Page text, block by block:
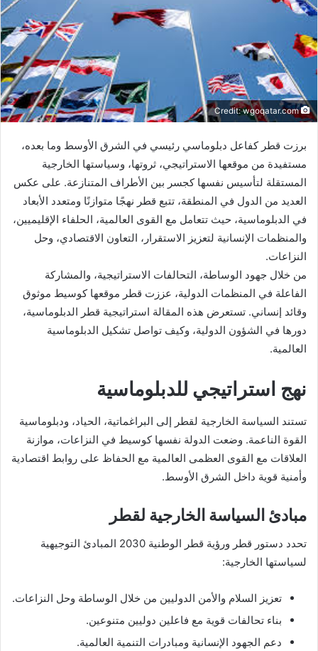
إ
ل
ت
ر
ن
Credit: wgoqatar.com
برزت قطر كفاعل دبلوماسي رئيسي في الشرق الأوسط وما بعده،
مستفيدة من موقعها الاستراتيجي، ثروتها، وسياستها الخارجية
المستقلة لتأسيس نفسها كجسر بين الأطراف المتنازعة. على عكس
العديد من الدول في المنطقة، تتبع قطر نهجًا متوازنًا ومتعدد الأبعاد
في الدبلوماسية، حيث تتعامل مع القوى العالمية، الحلفاء الإقليميين،
والمنظمات الإنسانية لتعزيز الاستقرار، التعاون الاقتصادي، وحل
النزاعات.
من خلال جهود الوساطة، التحالفات الاستراتيجية، والمشاركة
الفاعلة في المنظمات الدولية، عززت قطر موقعها كوسيط موثوق
وقائد إنساني. تستعرض هذه المقالة استراتيجية قطر الدبلوماسية،
دورها في الشؤون الدولية، وكيف تواصل تشكيل الدبلوماسية
العالمية.
نهج استراتيجي للدبلوماسية
تستند السياسة الخارجية لقطر إلى البراغماتية، الحياد، ودبلوماسية
القوة الناعمة. وضعت الدولة نفسها كوسيط في النزاعات، موازنة
العلاقات مع القوى العظمى العالمية مع الحفاظ على روابط اقتصادية
وأمنية قوية داخل الشرق الأوسط.
مبادئ السياسة الخارجية لقطر
تحدد دستور قطر ورؤية قطر الوطنية 2030 المبادئ التوجيهية
لسياستها الخارجية:
تعزيز السلام والأمن الدوليين من خلال الوساطة وحل النزاعات.
بناء تحالفات قوية مع فاعلين دوليين متنوعين.
دعم الجهود الإنسانية ومبادرات التنمية العالمية.